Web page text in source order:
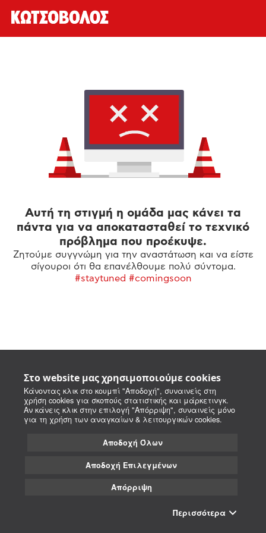
Στο website μας χρησιμοποιούμε cookies
Κάνοντας κλικ στο κουμπί "Αποδοχή", συναινείς στη
χρήση cookies για σκοπούς στατιστικής και μάρκετινγκ.
Αν κάνεις κλικ στην επιλογή "Απόρριψη", συναινείς μόνο
για τη χρήση των αναγκαίων & λειτουργικών cookies.
Αποδοχή Όλων
Αποδοχή Επιλεγμένων
Απόρριψη
Περισσότερα
Αυτή τη στιγμή η ομάδα μας κάνει τα
πάντα για να αποκατασταθεί το τεχνικό
πρόβλημα που προέκυψε.
Ζητούμε συγγνώμη για την αναστάτωση και να είστε
σίγουροι ότι θα επανέλθουμε πολύ σύντομα.
#staytuned #comingsoon